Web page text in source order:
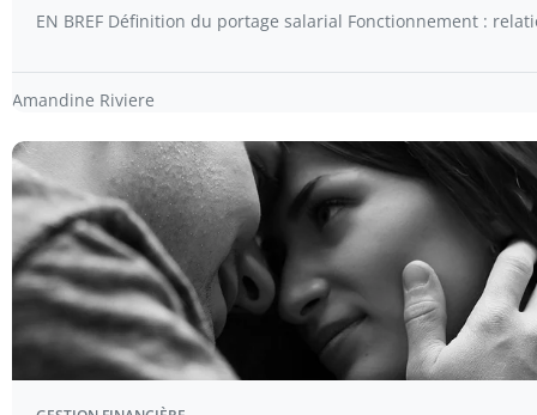
EN BREF Définition du portage salarial Fonctionnement :
Amandine Riviere